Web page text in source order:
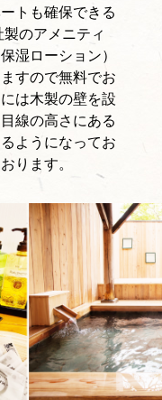
トも確保できる
のアメニティ
湿ローション）
すので無料でお
は木製の壁を設
線の高さにある
ようになってお
ります。